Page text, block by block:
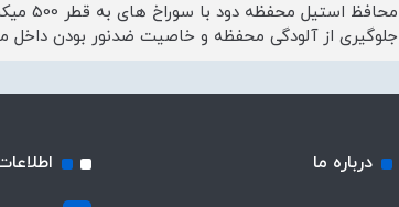
جلوگیری از آلودگی محفظه و خاصیت ضدنور بودن داخل
درباره ما